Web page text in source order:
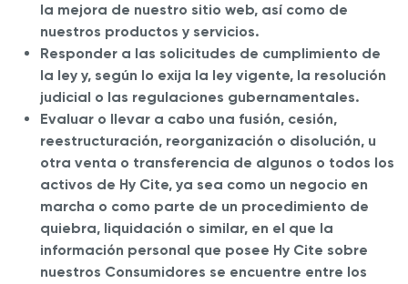
la mejora de nuestro sitio web, así como de
nuestros productos y servicios.
Responder a las solicitudes de cumplimiento de
la ley y, según lo exija la ley vigente, la resolución
judicial o las regulaciones gubernamentales.
Evaluar o llevar a cabo una fusión, cesión,
reestructuración, reorganización o disolución, u
otra venta o transferencia de algunos o todos los
activos de Hy Cite, ya sea como un negocio en
marcha o como parte de un procedimiento de
quiebra, liquidación o similar, en el que la
información personal que posee Hy Cite sobre
nuestros Consumidores se encuentre entre los